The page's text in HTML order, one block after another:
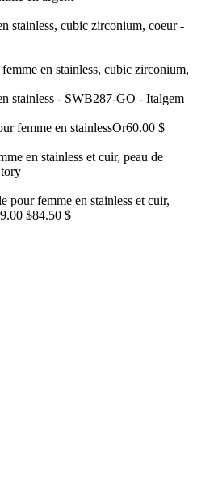
en stainless, cubic zirconium,
femme en stainlessOr60.00 $
pour femme en stainless et cuir,
$84.50 $